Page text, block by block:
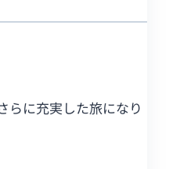
らに充実した旅になり